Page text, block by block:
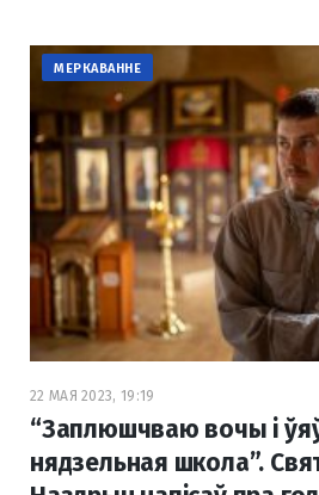
МЕРКАВАННЕ
22 МАЯ 2023, 19:19
“Заплюшчваю вочы і
нядзельная школа”.